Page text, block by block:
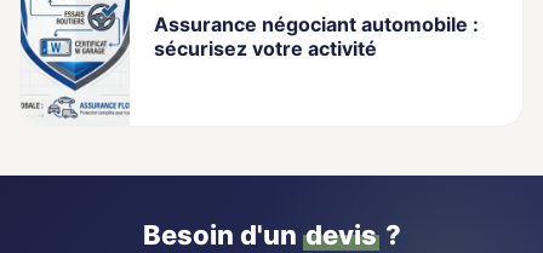
Assurance négociant automobile :
sécurisez votre activité
Besoin d'un devis?